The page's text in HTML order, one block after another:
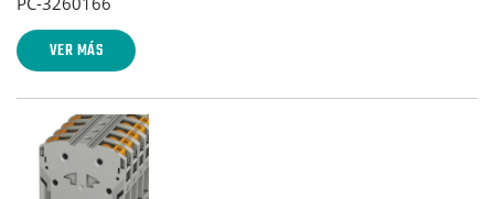
VER MÁS